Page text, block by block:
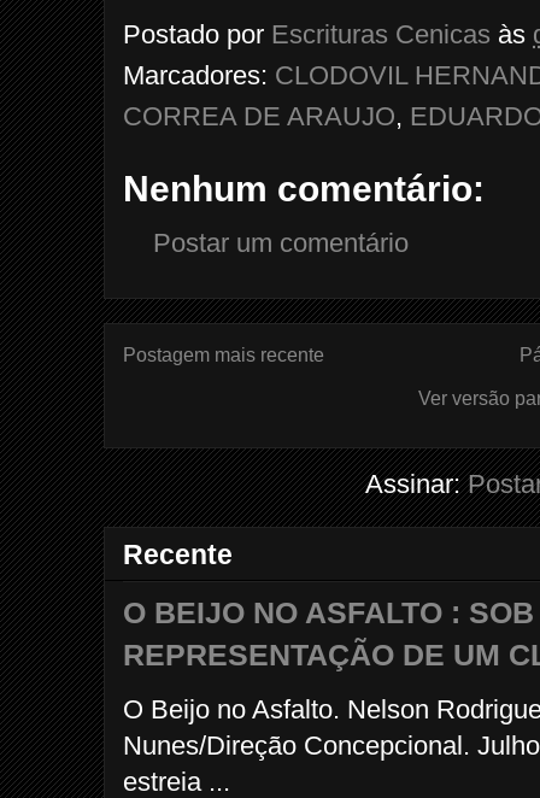
Postado por Escrituras Cenicas às
Marcadores: CLODOVIL
CORREA DE ARAUJO,
Nenhum comentário:
Postar um comentário
Postagem mais recente
Ver versão
Assinar:
Recente
O BEIJO NO ASFALTO :
REPRESENTAÇÃO DE UM
O Beijo no Asfalto. Nelson
Nunes/Direção Concepcional.
estreia ...